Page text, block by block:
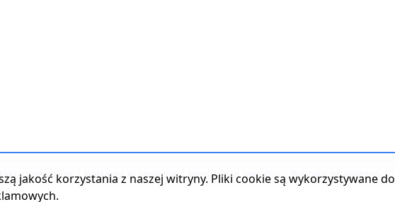
z serwisem | Reklama w serwisie | Regulamin serwisu | Polityka prywatności |
jakość korzystania z naszej witryny. Pliki cookie są wykorzystywane do